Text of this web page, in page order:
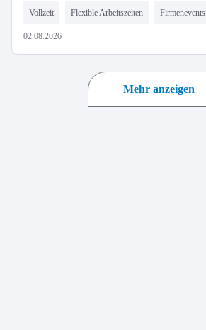
Vollzeit Flexible Arbeitszeiten Firmenevents
02.08.2026
Mehr anzeigen